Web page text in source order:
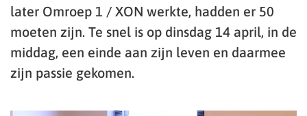
later Omroep 1 / XON werkte, hadden er 50
moeten zijn. Te snel is op dinsdag 14 april, in de
middag, een einde aan zijn leven en daarmee
zijn passie gekomen.